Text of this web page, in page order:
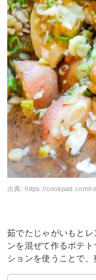
出典:https://cookpad.com/
茹でたじゃがいもと
ンを混ぜて作るポテ
ションを使うことで、